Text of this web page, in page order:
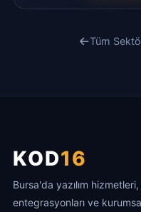
Tüm
KOD16
Bursa'da yazılım
entegrasyonları ve